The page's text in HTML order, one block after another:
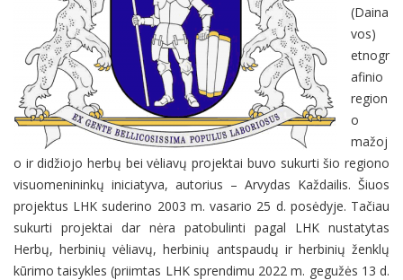
(Daina
vos)
etnogr
afinio
region
o
mažoj
o ir didžiojo herbų bei vėliavų projektai buvo sukurti šio regiono
visuomenininkų iniciatyva, autorius – Arvydas Každailis. Šiuos
projektus LHK suderino 2003 m. vasario 25 d. posėdyje. Tačiau
sukurti projektai dar nėra patobulinti pagal LHK nustatytas
Herbų, herbinių vėliavų, herbinių antspaudų ir herbinių ženklų
kūrimo taisykles (priimtas LHK sprendimu 2022 m. gegužės 13 d.